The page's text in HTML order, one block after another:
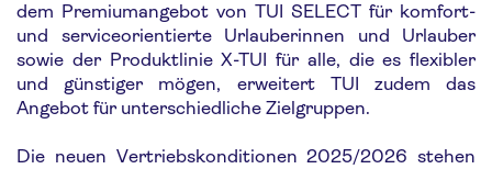
dem Premiumangebot von TUI SELECT für komfort-
und serviceorientierte Urlauberinnen und Urlauber
sowie der Produktlinie X-TUI für alle, die es flexibler
und günstiger mögen, erweitert TUI zudem das
Angebot für unterschiedliche Zielgruppen.
Die neuen Vertriebskonditionen 2025/2026 stehen